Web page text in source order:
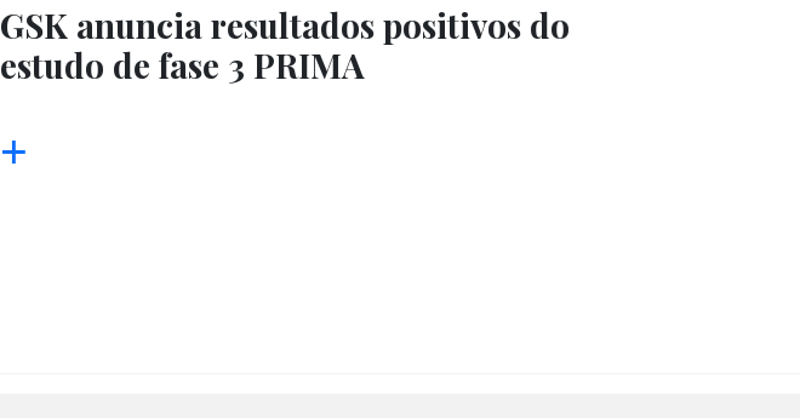
GSK anuncia resultados positivos do
estudo de fase 3 PRIMA
+